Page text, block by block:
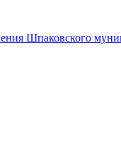
Шпаковского